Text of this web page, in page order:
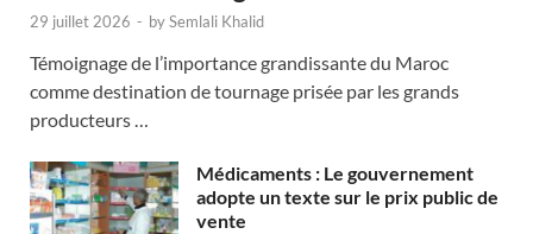
29 juillet 2026 - bySemlali Khalid
Témoignage de l’importance grandissante du Maroc
comme destination de tournage prisée par les grands
producteurs …
Médicaments : Le gouvernement
adopte un texte sur le prix public de
vente